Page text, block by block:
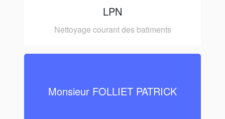
LPN
Nettoyage courant des batiments
Monsieur FOLLIET PATRICK